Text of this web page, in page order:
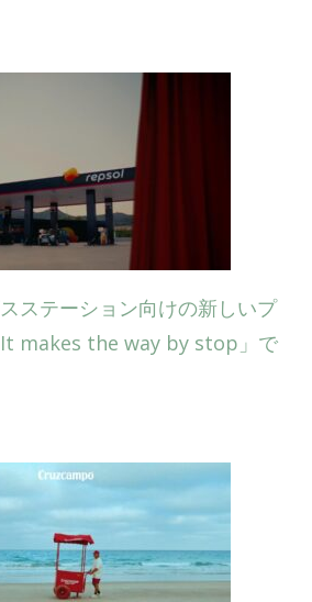
ステーション向けの新しいプ
It makes the way by stop」で